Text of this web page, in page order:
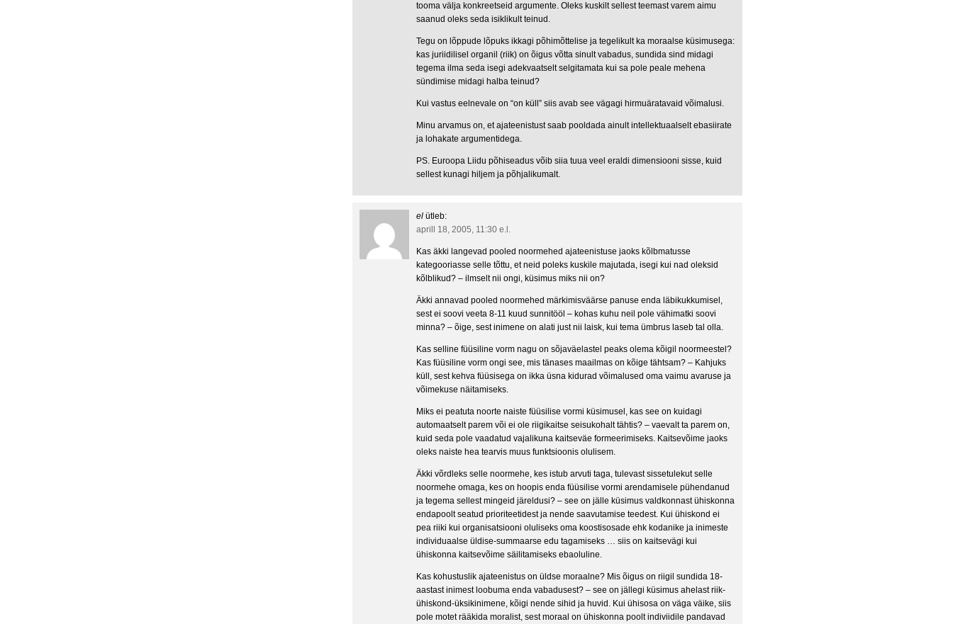
tooma välja konkreetseid argumente. Oleks kuskilt sellest teemast varem aimu
saanud oleks seda isiklikult teinud.
Tegu on lõppude lõpuks ikkagi põhimõttelise ja tegelikult ka moraalse küsimusega:
kas juriidilisel organil (riik) on õigus võtta sinult vabadus, sundida sind midagi
tegema ilma seda isegi adekvaatselt selgitamata kui sa pole peale mehena
sündimise midagi halba teinud?
Kui vastus eelnevale on “on küll” siis avab see vägagi hirmuäratavaid võimalusi.
Minu arvamus on, et ajateenistust saab pooldada ainult intellektuaalselt ebasiirate
ja lohakate argumentidega.
PS. Euroopa Liidu põhiseadus võib siia tuua veel eraldi dimensiooni sisse, kuid
sellest kunagi hiljem ja põhjalikumalt.
el ütleb:
aprill 18, 2005, 11:30 e.l.
Kas äkki langevad pooled noormehed ajateenistuse jaoks kõlbmatusse
kategooriasse selle tõttu, et neid poleks kuskile majutada, isegi kui nad oleksid
kõlblikud? – ilmselt nii ongi, küsimus miks nii on?
Äkki annavad pooled noormehed märkimisväärse panuse enda läbikukkumisel,
sest ei soovi veeta 8-11 kuud sunnitööl – kohas kuhu neil pole vähimatki soovi
minna? – õige, sest inimene on alati just nii laisk, kui tema ümbrus laseb tal olla.
Kas selline füüsiline vorm nagu on sõjaväelastel peaks olema kõigil noormeestel?
Kas füüsiline vorm ongi see, mis tänases maailmas on kõige tähtsam? – Kahjuks
küll, sest kehva füüsisega on ikka üsna kidurad võimalused oma vaimu avaruse ja
võimekuse näitamiseks.
Miks ei peatuta noorte naiste füüsilise vormi küsimusel, kas see on kuidagi
automaatselt parem või ei ole riigikaitse seisukohalt tähtis? – vaevalt ta parem on,
kuid seda pole vaadatud vajalikuna kaitseväe formeerimiseks. Kaitsevõime jaoks
oleks naiste hea tearvis muus funktsioonis olulisem.
Äkki võrdleks selle noormehe, kes istub arvuti taga, tulevast sissetulekut selle
noormehe omaga, kes on hoopis enda füüsilise vormi arendamisele pühendanud
ja tegema sellest mingeid järeldusi? – see on jälle küsimus valdkonnast ühiskonna
endapoolt seatud prioriteetidest ja nende saavutamise teedest. Kui ühiskond ei
pea riiki kui organisatsiooni oluliseks oma koostisosade ehk kodanike ja inimeste
individuaalse üldise-summaarse edu tagamiseks … siis on kaitsevägi kui
ühiskonna kaitsevõime säilitamiseks ebaoluline.
Kas kohustuslik ajateenistus on üldse moraalne? Mis õigus on riigil sundida 18-
aastast inimest loobuma enda vabadusest? – see on jällegi küsimus ahelast riik-
ühiskond-üksikinimene, kõigi nende sihid ja huvid. Kui ühisosa on väga väike, siis
pole motet rääkida moralist, sest moraal on ühiskonna poolt indiviidile pandavad